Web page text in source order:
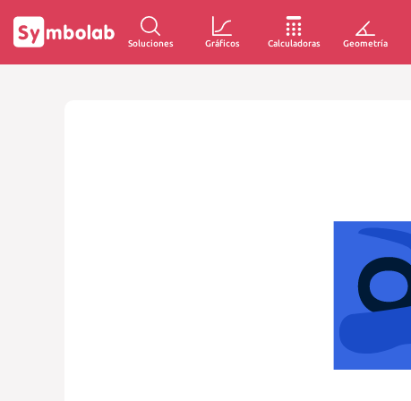
Soluciones Gráficos Calculadoras Geometría